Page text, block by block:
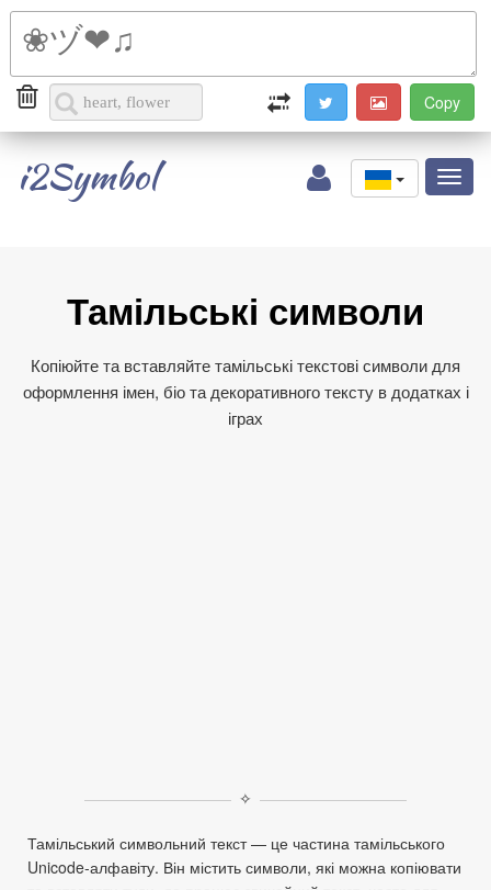
i2Symbol
Тамільські символи
Копіюйте та вставляйте тамільські текстові символи для
оформлення імен, біо та декоративного тексту в додатках і
іграх
✧
Тамільський символьний текст — це частина тамільського
Unicode‑алфавіту. Він містить символи, які можна копіювати